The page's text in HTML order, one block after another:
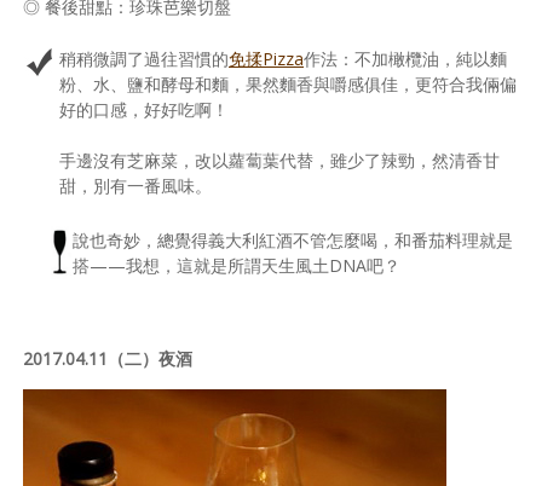
◎ 餐後甜點：珍珠芭樂切盤
稍稍微調了過往習慣的免揉Pizza作法：不加橄欖油，純以麵
粉、水、鹽和酵母和麵，果然麵香與嚼感俱佳，更符合我倆偏
好的口感，好好吃啊！
手邊沒有芝麻菜，改以蘿蔔葉代替，雖少了辣勁，然清香甘
甜，別有一番風味。
說也奇妙，總覺得義大利紅酒不管怎麼喝，和番茄料理就是
搭——我想，這就是所謂天生風土DNA吧？
2017.04.11（二）夜酒